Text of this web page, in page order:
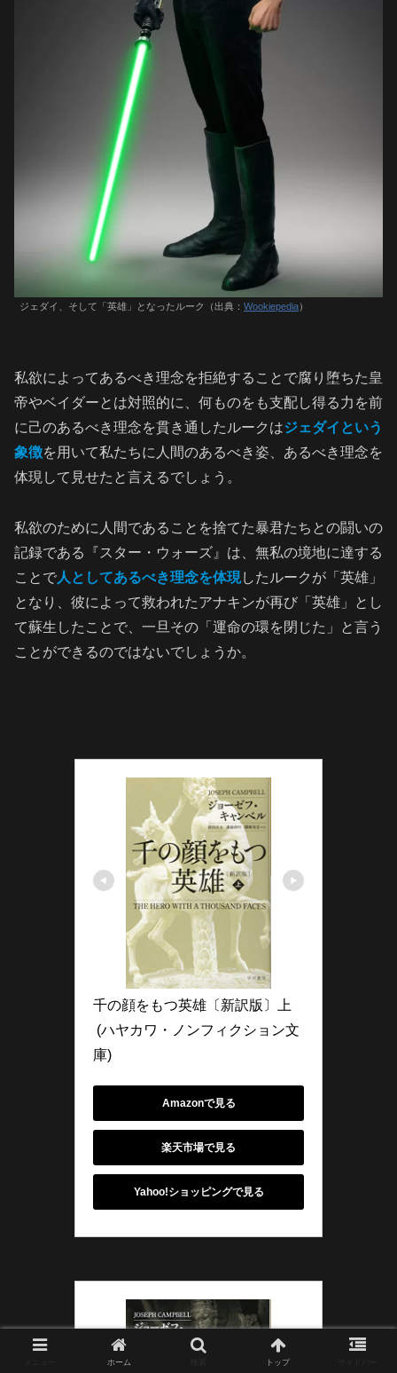
ジェダイ、そして「英雄」となったルーク（出典： Wookiepedia）
私欲によってあるべき理念を拒絶することで腐り堕ちた皇
帝やベイダーとは対照的に、何ものをも支配し得る力を前
に己のあるべき理念を貫き通したルークはジェダイという
象徴を用いて私たちに人間のあるべき姿、あるべき理念を
体現して見せたと言えるでしょう。
私欲のために人間であることを捨てた暴君たちとの闘いの
記録である『スター・ウォーズ』は、無私の境地に達する
ことで人としてあるべき理念を体現したルークが「英雄」
となり、彼によって救われたアナキンが再び「英雄」とし
て蘇生したことで、一旦その「運命の環を閉じた」と言う
ことができるのではないでしょうか。
千の顔をもつ英雄〔新訳版〕上
(ハヤカワ・ノンフィクション文
庫)
Amazonで見る
楽天市場で見る
Yahoo!ショッピングで見る
ホーム トップ